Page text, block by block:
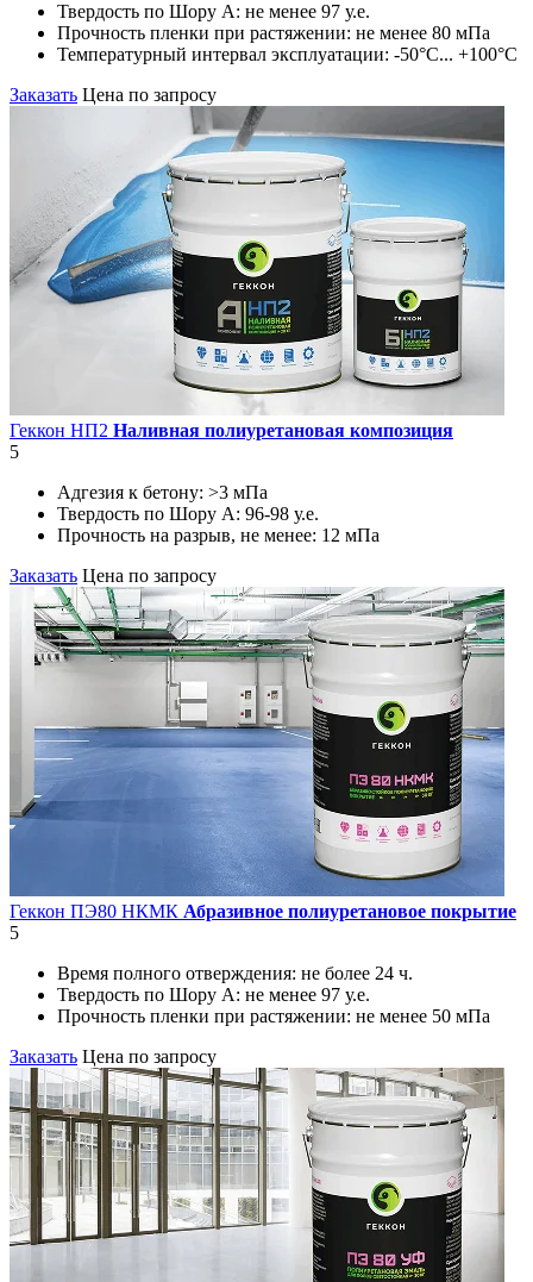
Твердость по Шору А: не менее 97 у.е.
Прочность пленки при растяжении: не менее 80 мПа
Температурный интервал эксплуатации: -50°С... +100°С
Заказать Цена по запросу
Геккон НП2 Наливная полиуретановая композиция
5
Адгезия к бетону: >3 мПа
Твердость по Шору А: 96-98 у.е.
Прочность на разрыв, не менее: 12 мПа
Заказать Цена по запросу
Геккон ПЭ80 НКМК Абразивное полиуретановое покрытие
5
Время полного отверждения: не более 24 ч.
Твердость по Шору А: не менее 97 у.е.
Прочность пленки при растяжении: не менее 50 мПа
Заказать Цена по запросу